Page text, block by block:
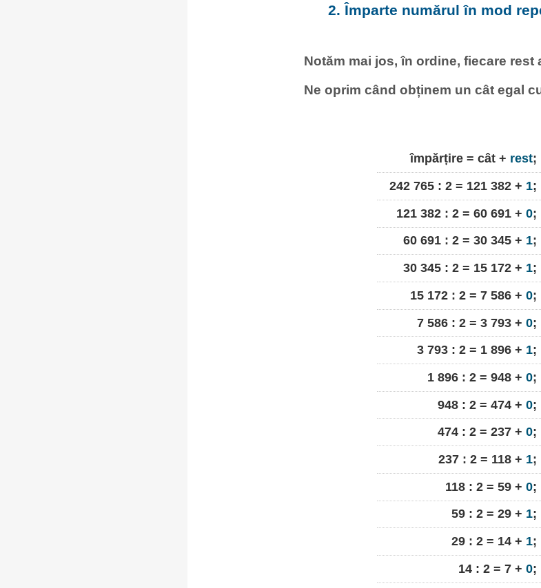
2. Împarte numărul în mod
Notăm mai jos, în ordine, fiecare rest
Ne oprim când obținem un cât egal
împărțire = cât + rest;
242 765 : 2 = 121 382 + 1;
121 382 : 2 = 60 691 + 0;
60 691 : 2 = 30 345 + 1;
30 345 : 2 = 15 172 + 1;
15 172 : 2 = 7 586 + 0;
7 586 : 2 = 3 793 + 0;
3 793 : 2 = 1 896 + 1;
1 896 : 2 = 948 + 0;
948 : 2 = 474 + 0;
474 : 2 = 237 + 0;
237 : 2 = 118 + 1;
118 : 2 = 59 + 0;
59 : 2 = 29 + 1;
29 : 2 = 14 + 1;
14 : 2 = 7 + 0;